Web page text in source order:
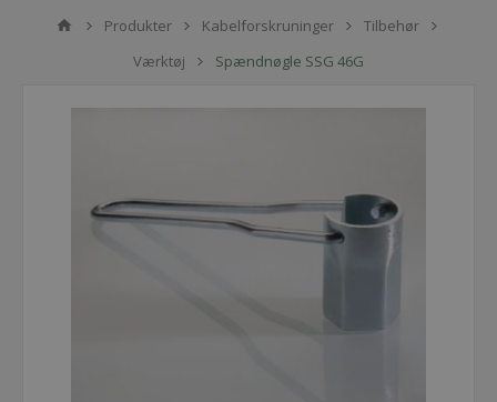
Produkter Kabelforskruninger
Tilbehør
Værktøj
Spændnøgle SSG 46G